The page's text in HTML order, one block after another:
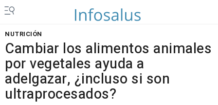
NUTRICIÓN
Cambiar los alimentos animales
por vegetales ayuda a
adelgazar, ¿incluso si son
ultraprocesados?